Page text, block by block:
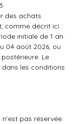
des achats
comme décrit ici :
initiale de 1 an.
04 août 2026, ou
Le
les conditions
pas réservée.